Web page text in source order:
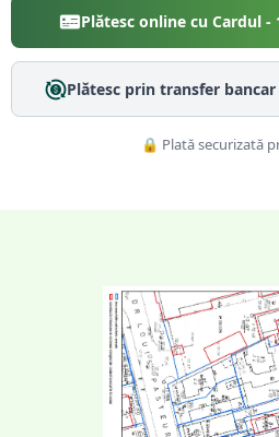
Plătesc online cu Cardul -
Plătesc prin transfer bancar
🔒 Plată securizată